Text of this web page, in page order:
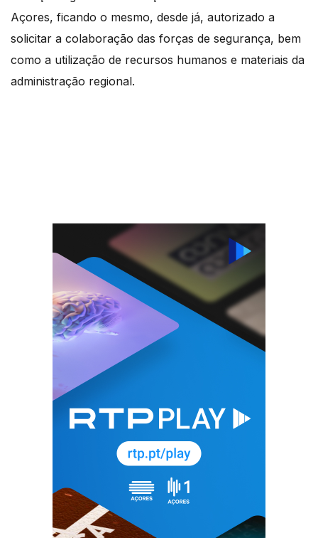
Açores, ficando o mesmo, desde já, autorizado a
solicitar a colaboração das forças de segurança, bem
como a utilização de recursos humanos e materiais da
administração regional.